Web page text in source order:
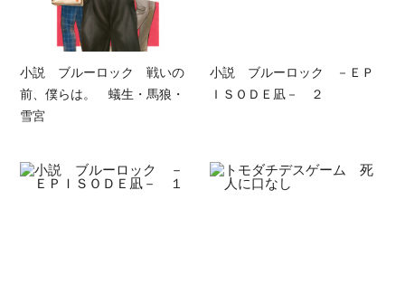
小説 ブルーロック 戦いの
前、僕らは。 蟻生・馬狼・
雪宮
小説 ブルーロック －ＥＰ
ＩＳＯＤＥ凪－ ２